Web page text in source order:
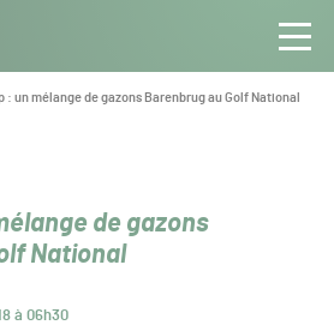
: un mélange de gazons Barenbrug au Golf National
de gazons
National
à 06h30